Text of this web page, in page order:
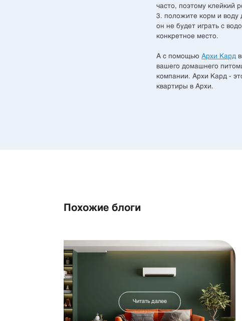
часто, поэтому клейкий
3. положите корм и воду
он не будет играть с
конкретное место.
А с помощьюАрхи Кард
вашего домашнего
компании. Архи Кард -
квартиры в Архи.
Похожие блоги
Читать далее